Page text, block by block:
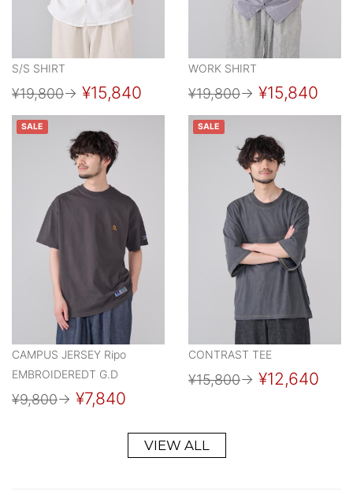
S/S SHIRT
¥19,800→ ¥15,840
WORK SHIRT
¥19,800→ ¥15,840
SALE
CAMPUS JERSEY Ripo
EMBROIDEREDT G.D
¥9,800→ ¥7,840
SALE
CONTRAST TEE
¥15,800→ ¥12,640
VIEW ALL